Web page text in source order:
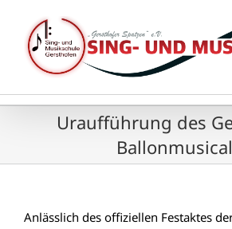
springen
Uraufführung des
Anlässlich des offiziellen Festaktes